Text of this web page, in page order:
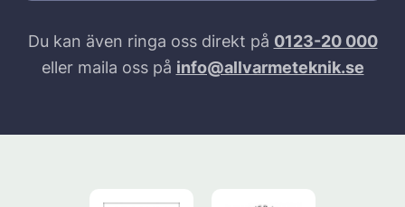
Du kan även ringa oss direkt på 0123-20 000
eller maila oss på info@allvarmeteknik.se